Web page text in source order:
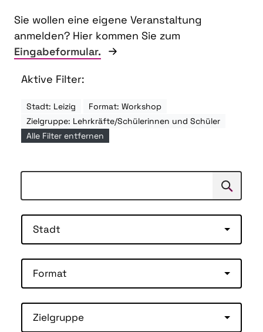
Sie wollen eine eigene Veranstaltung
anmelden? Hier kommen Sie zum
Eingabeformular.
Aktive Filter:
Stadt: Leizig
Format: Workshop
Zielgruppe: Lehrkräfte/Schülerinnen und Schüler
Alle Filter entfernen
Suchen
Stadt
Format
Zielgruppe